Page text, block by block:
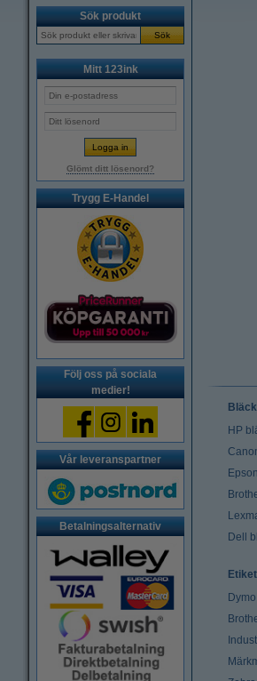
Sök produkt
Sök
Mitt 123ink
Glömt ditt lösenord?
Trygg E-Handel
Följ oss på sociala
medier!
Vår leveranspartner
Betalningsalternativ
HP
Dell